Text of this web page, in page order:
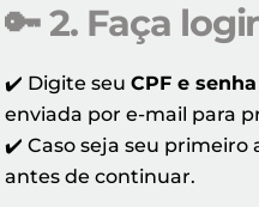
🔑2. Faça
✔️ Digite seuCPF e senha
enviada por e-mail para
✔️ Caso seja seu primeiro
antes de continuar.